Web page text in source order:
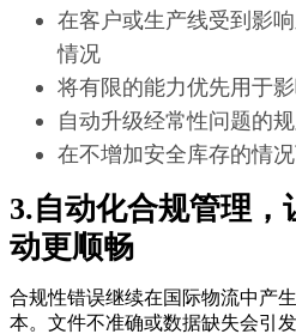
在客户或生产线受到影
情况
将有限的能力优先用于
自动升级经常性问题的
在不增加安全库存的情
3.自动化合规管理，
动更顺畅
合规性错误继续在国际物流中产
本。文件不准确或数据缺失会引